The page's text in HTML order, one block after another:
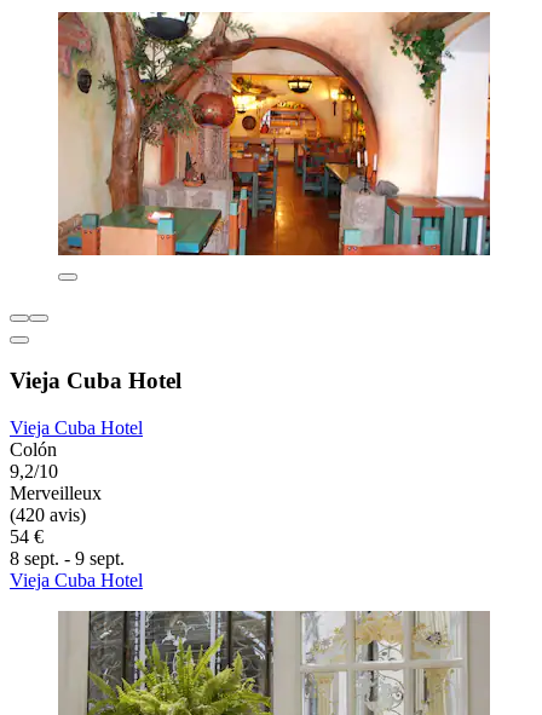
Vieja Cuba Hotel
Vieja Cuba Hotel
Colón
9,2/10
Merveilleux
(420 avis)
54 €
8 sept. - 9 sept.
Vieja Cuba Hotel